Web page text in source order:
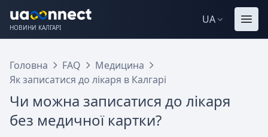
НОВИНИ КАЛГАРІ
UA
Головна FAQ
Медицина
Як записатися до лікаря в Калгарі
Чи можна записатися до лікаря
без медичної картки?